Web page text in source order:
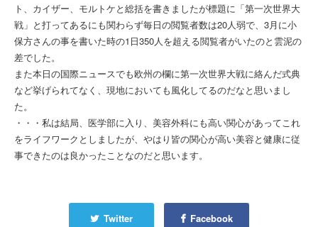
ト、カイザー、モルトケと総括を書きましたが標題に「第一次世界大
戦」と打ってあるにも関わらず毎日の閲覧者数は20人弱で、3月に小
保方さんの事を書いた時の1日350人を超える閲覧者がいたのと雲泥の
差でした。
また本日の国際ニュースでも欧州の欄に第一次世界大戦に絡んだ式典
など挙げられてなく、現地においても風化してるのだなと思いまし
た。
・・・私は結局、医学部に入り、美容外科にも高い関心があってこれ
をライフワークとしましたが、やはり皆の関心が高い美容と健康に従
事できたのは良かったことなのだと思います。
Twitter Facebook